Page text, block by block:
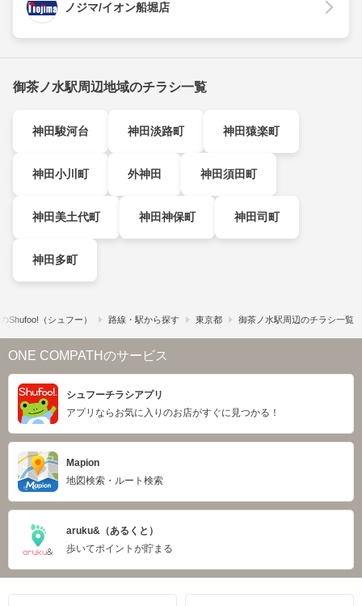
ノジマ/イオン船堀店
御茶ノ水駅周辺地域のチラシ一覧
神田駿河台 神田淡路町 神田猿楽町
神田小川町 外神田 神田須田町
神田美土代町 神田神保町 神田司町
神田多町
​Shufoo!​（シュフー） 路線・駅から探す 東京都 御茶ノ水駅周辺のチラシ一覧
ONE COMPATHのサービス
シュフーチラシアプリ
アプリならお気に入りのお店がすぐに見つかる！
Mapion
地図検索・ルート検索
aruku&（あるくと）
歩いてポイントが貯まる